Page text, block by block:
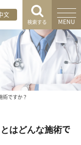
文
検索する MENU
術ですか？
はどんな施術で